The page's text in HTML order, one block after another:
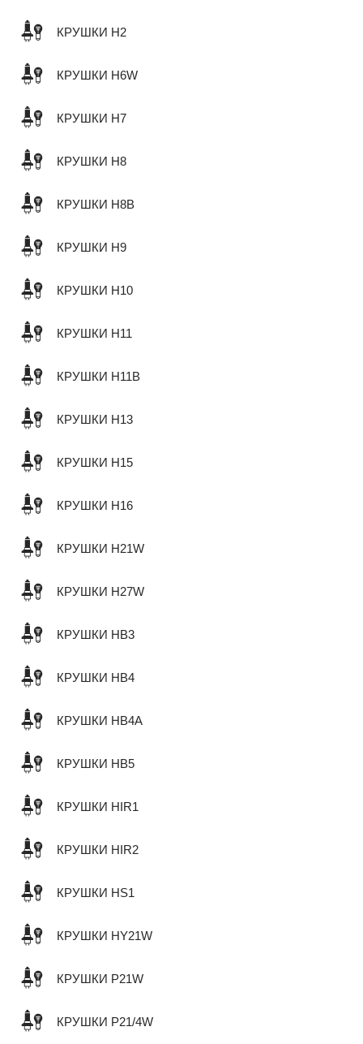
КРУШКИ H2
КРУШКИ H6W
КРУШКИ H7
КРУШКИ H8
КРУШКИ H8B
КРУШКИ H9
КРУШКИ H10
КРУШКИ H11
КРУШКИ H11B
КРУШКИ H13
КРУШКИ H15
КРУШКИ H16
КРУШКИ H21W
КРУШКИ H27W
КРУШКИ HB3
КРУШКИ HB4
КРУШКИ HB4A
КРУШКИ HB5
КРУШКИ HIR1
КРУШКИ HIR2
КРУШКИ HS1
КРУШКИ HY21W
КРУШКИ P21W
КРУШКИ P21/4W